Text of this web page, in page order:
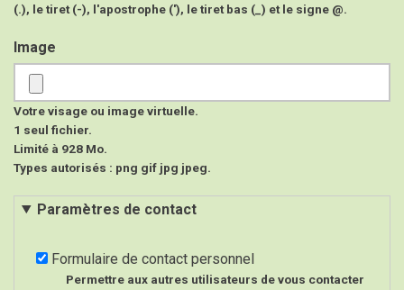
(.), le tiret (-), l'apostrophe ('), le tiret bas (_) et le signe @.
Image
Votre visage ou image virtuelle.
1 seul fichier.
Limité à 928 Mo.
Types autorisés : png gif jpg jpeg.
Paramètres de contact
Formulaire de contact personnel
Permettre aux autres utilisateurs de vous contacter